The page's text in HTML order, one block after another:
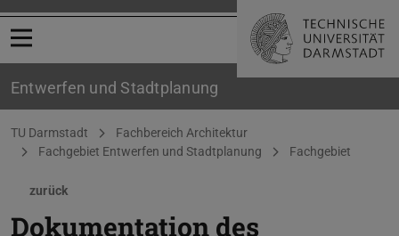
Menü öffnen
Entwerfen und Stadtplanung
Sie befinden sich hier:
TU Darmstadt
Fachbereich Architektur
Fachgebiet Entwerfen und Stadtplanung
Fachgebiet
zurück
Dokumentation des